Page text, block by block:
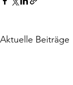
Aktuelle Beiträge